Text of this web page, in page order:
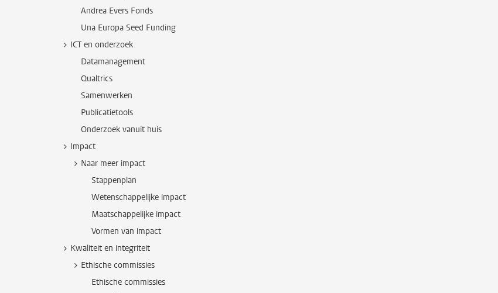
Andrea Evers Fonds
Una Europa Seed Funding
ICT en onderzoek
Datamanagement
Qualtrics
Samenwerken
Publicatietools
Onderzoek vanuit huis
Impact
Naar meer impact
Stappenplan
Wetenschappelijke impact
Maatschappelijke impact
Vormen van impact
Kwaliteit en integriteit
Ethische commissies
Ethische commissies